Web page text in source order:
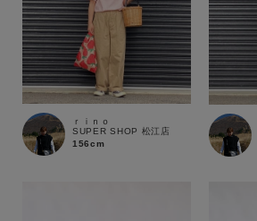
通常商品
セール価格
在庫
在庫あり
ｒｉｎｏ
SUPER SHOP 松江店
156cm